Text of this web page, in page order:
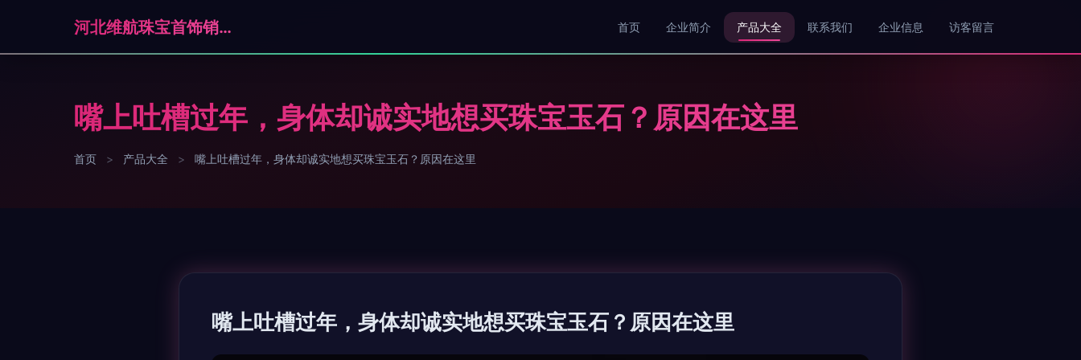
河北维航珠宝首饰销售有限公司石家庄分公司 首页 企业简介 产品大全 联系我们 企业信息 访客留言
嘴上吐槽过年，身体却诚实地想买珠宝玉石？原因在这里
首页 > 产品大全 > 嘴上吐槽过年，身体却诚实地想买珠宝玉石？原因在这里
嘴上吐槽过年，身体却诚实地想买珠宝玉石？原因在这里